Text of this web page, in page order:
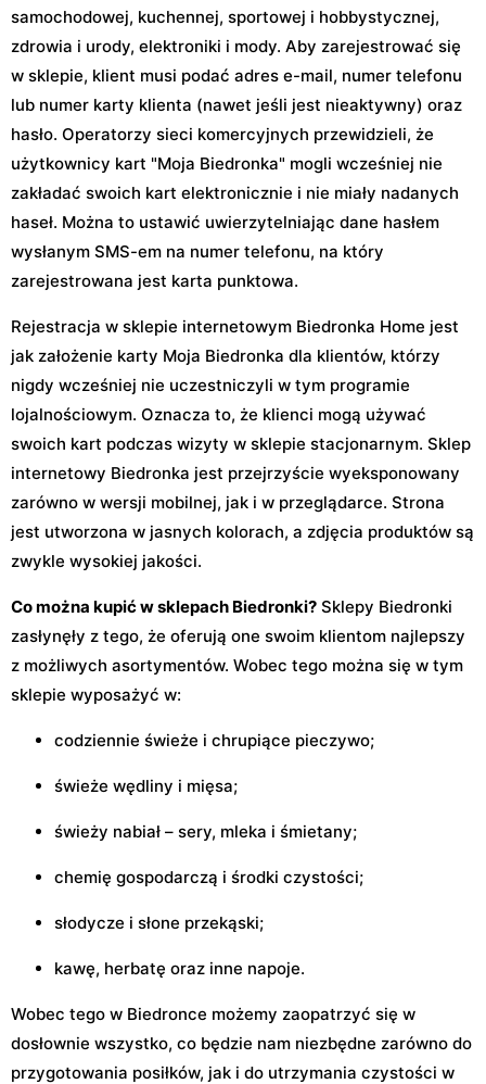
samochodowej, kuchennej, sportowej i hobbystycznej,
zdrowia i urody, elektroniki i mody. Aby zarejestrować się
w sklepie, klient musi podać adres e-mail, numer telefonu
lub numer karty klienta (nawet jeśli jest nieaktywny) oraz
hasło. Operatorzy sieci komercyjnych przewidzieli, że
użytkownicy kart "Moja Biedronka" mogli wcześniej nie
zakładać swoich kart elektronicznie i nie miały nadanych
haseł. Można to ustawić uwierzytelniając dane hasłem
wysłanym SMS-em na numer telefonu, na który
zarejestrowana jest karta punktowa.
Rejestracja w sklepie internetowym Biedronka Home jest
jak założenie karty Moja Biedronka dla klientów, którzy
nigdy wcześniej nie uczestniczyli w tym programie
lojalnościowym. Oznacza to, że klienci mogą używać
swoich kart podczas wizyty w sklepie stacjonarnym. Sklep
internetowy Biedronka jest przejrzyście wyeksponowany
zarówno w wersji mobilnej, jak i w przeglądarce. Strona
jest utworzona w jasnych kolorach, a zdjęcia produktów są
zwykle wysokiej jakości.
Co można kupić w sklepach Biedronki? Sklepy Biedronki
zasłynęły z tego, że oferują one swoim klientom najlepszy
z możliwych asortymentów. Wobec tego można się w tym
sklepie wyposażyć w:
codziennie świeże i chrupiące pieczywo;
świeże wędliny i mięsa;
świeży nabiał – sery, mleka i śmietany;
chemię gospodarczą i środki czystości;
słodycze i słone przekąski;
kawę, herbatę oraz inne napoje.
Wobec tego w Biedronce możemy zaopatrzyć się w
dosłownie wszystko, co będzie nam niezbędne zarówno do
przygotowania posiłków, jak i do utrzymania czystości w